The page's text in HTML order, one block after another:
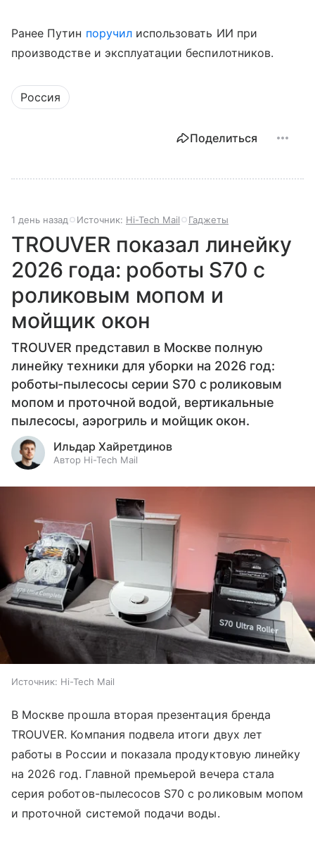
Ранее Путин поручилиспользовать ИИ при
производстве и эксплуатации беспилотников.
Россия
Поделиться
1 день назад Источник: Hi-Tech Mail Гаджеты
TROUVER показал линейку
2026 года: роботы S70 с
роликовым мопом и
мойщик окон
TROUVER представил в Москве полную
линейку техники для уборки на 2026 год:
роботы-пылесосы серии S70 с роликовым
мопом и проточной водой, вертикальные
пылесосы, аэрогриль и мойщик окон.
Ильдар Хайретдинов
Автор Hi-Tech Mail
Источник: Hi-Tech Mail
В Москве прошла вторая презентация бренда
TROUVER. Компания подвела итоги двух лет
работы в России и показала продуктовую линейку
на 2026 год. Главной премьерой вечера стала
серия роботов-пылесосов S70 с роликовым мопом
и проточной системой подачи воды.